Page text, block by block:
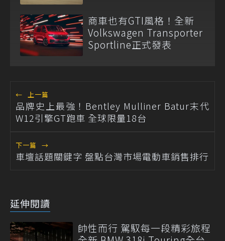
商車也有GTI風格！全新
Volkswagen Transporter
Sportline正式發表
← 上一篇
品牌史上最強！Bentley Mulliner Batur末代
W12引擎GT跑車 全球限量18台
下一篇 →
車壇話題關鍵字 盤點台灣市場電動車銷售排行
延伸閱讀
帥性而行 駕馭每一段精彩旅程